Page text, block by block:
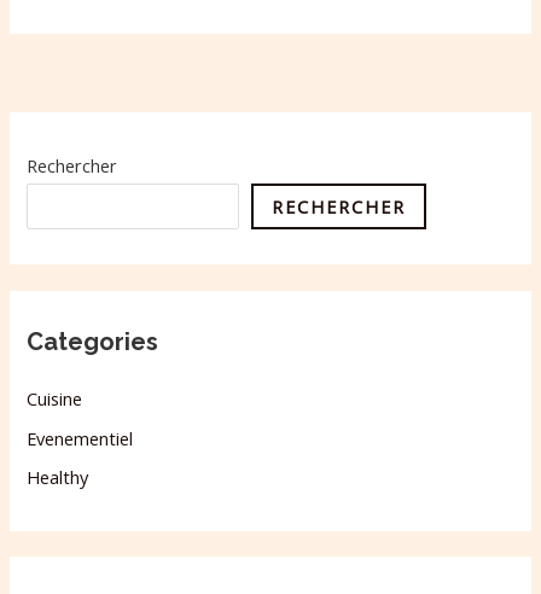
Rechercher
RECHERCHER
Categories
Cuisine
Evenementiel
Healthy